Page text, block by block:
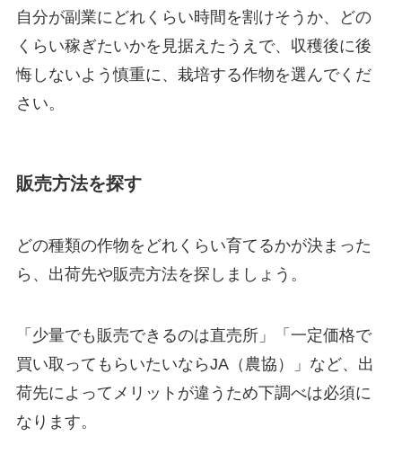
自分が副業にどれくらい時間を割けそうか、どの
くらい稼ぎたいかを見据えたうえで、収穫後に後
悔しないよう慎重に、栽培する作物を選んでくだ
さい。
販売方法を探す
どの種類の作物をどれくらい育てるかが決まった
ら、出荷先や販売方法を探しましょう。
「少量でも販売できるのは直売所」「一定価格で
買い取ってもらいたいならJA（農協）」など、出
荷先によってメリットが違うため下調べは必須に
なります。